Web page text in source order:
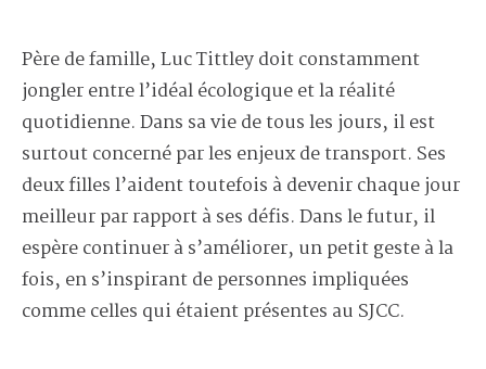
Père de famille, Luc Tittley doit constamment
jongler entre l’idéal écologique et la réalité
quotidienne. Dans sa vie de tous les jours, il est
surtout concerné par les enjeux de transport. Ses
deux filles l’aident toutefois à devenir chaque jour
meilleur par rapport à ses défis. Dans le futur, il
espère continuer à s’améliorer, un petit geste à la
fois, en s’inspirant de personnes impliquées
comme celles qui étaient présentes au SJCC.